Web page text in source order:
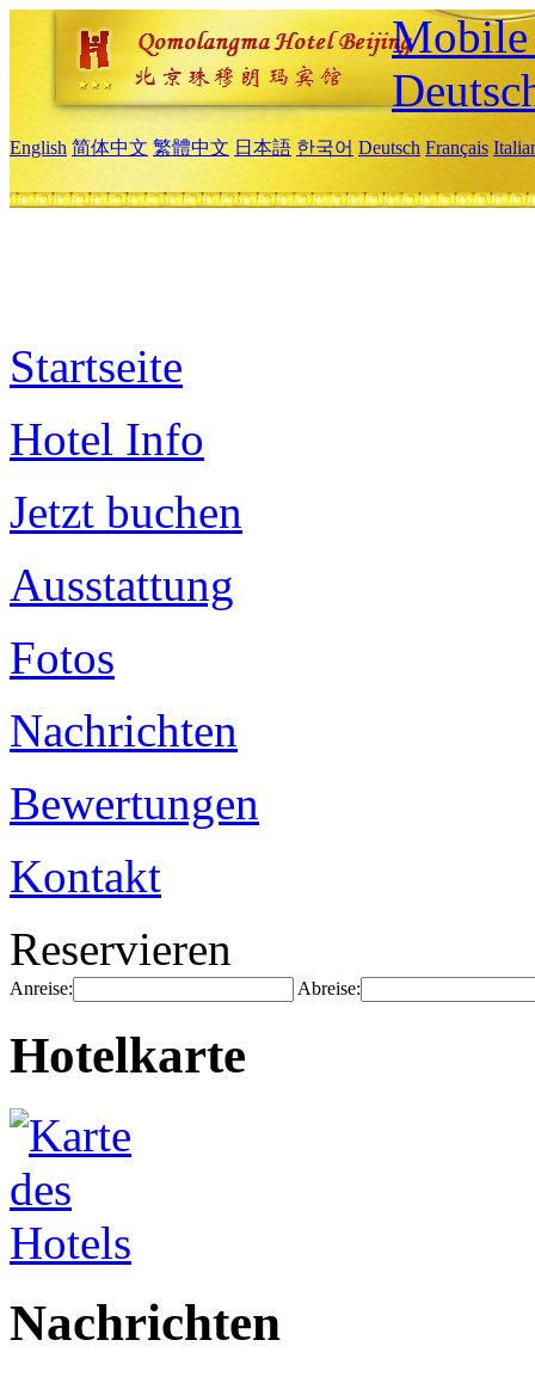
Mobile
English 简体中文 繁體中文 日本語 한국어 Deutsch Français
Startseite
Hotel Info
Jetzt buchen
Ausstattung
Fotos
Nachrichten
Bewertungen
Kontakt
Reservieren
Anreise: Abreise:
Hotelkarte
Nachrichten